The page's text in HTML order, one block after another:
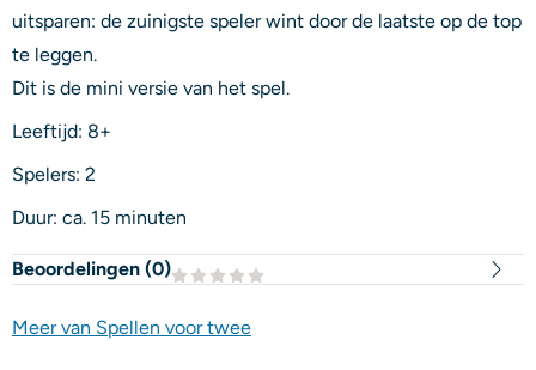
uitsparen: de zuinigste speler wint door de laatste op de top
te leggen.
Dit is de mini versie van het spel.
Leeftijd: 8+
Spelers: 2
Duur: ca. 15 minuten
Beoordelingen (0)
Meer van Spellen voor twee